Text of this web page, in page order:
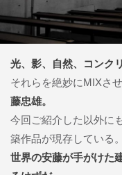
光、影、自然、コンク
それらを絶妙にMIXさせ
藤忠雄。
今回ご紹介した以外に
築作品が現存している。
世界の安藤が手がけた